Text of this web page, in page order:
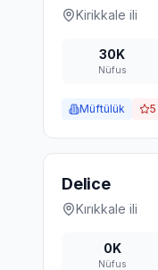
Kirikkale ili
30K
Nüfus
Müftülük 5
Delice
Kırıkkale ili
0K
Nüfus